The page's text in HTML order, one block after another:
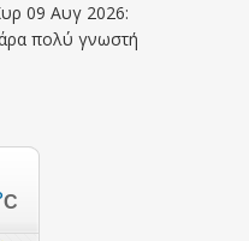
09 Αυγ 2026:
πολύ γνωστή